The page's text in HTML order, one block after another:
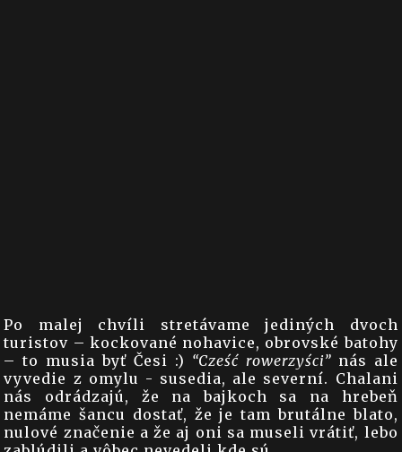
Po malej chvíli stretávame jediných dvoch
turistov – kockované nohavice, obrovské batohy
– to musia byť Česi :) “Cześć rowerzyści”nás ale
vyvedie z omylu - susedia, ale severní. Chalani
nás odrádzajú, že na bajkoch sa na hrebeň
nemáme šancu dostať, že je tam brutálne blato,
nulové značenie a že aj oni sa museli vrátiť, lebo